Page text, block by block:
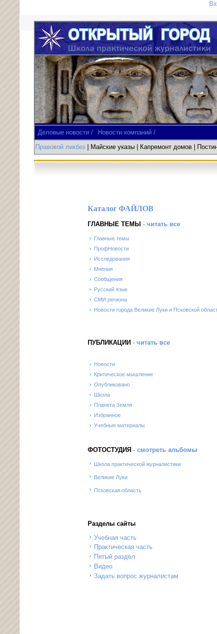
Деловые новости /
Новости компаний /
Правовой ликбез
| Майские указы Капремонт домов |
Каталог ФАЙЛОВ
ГЛАВНЫЕ ТЕМЫ - читать все
Главные темы
ПрофНовости
Исследования
Мнения
Сообщения
Русский язык
СМИ региона
Новости города Великие Луки и Псковской
ПУБЛИКАЦИИ - читать все
Новости
Критическое мышление
Опубликовано
Школа
Планета Земля
Избранное
Учебные материалы
ФОТОСТУДИЯ - смотреть альбомы
Школа практической журналистики
Великие Луки
Псковская область
Разделы сайты
Учебная часть
Практическая часть
Пятый раздел
Видео
Задать вопрос журналистам